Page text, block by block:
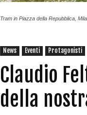
Tram in Piazza della Repubblica,
News Eventi Protagonisti
Claudio
della